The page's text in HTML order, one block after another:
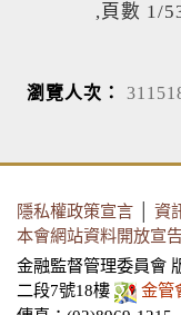
,頁數 1/
瀏覽人次：
隱私權政策宣言 資
本會網站資料開放宣
金融監督管理委員會
二段7號18樓
金管